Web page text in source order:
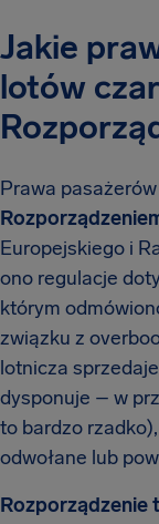
Jakie
lotów
Prawa
Europejskiego i
ono regulacje
którym
związku z
lotnicza
dysponuje – w
to bardzo
odwołane lub
Rozporządzenie